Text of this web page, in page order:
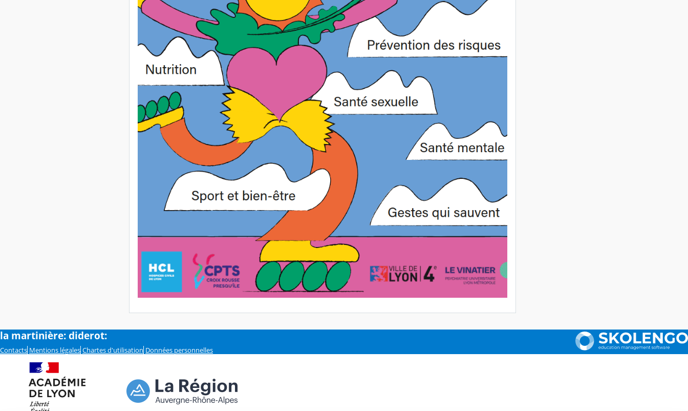
la martinière: diderot:
Contacts Mentions légales Chartes d'utilisation Données personnelles